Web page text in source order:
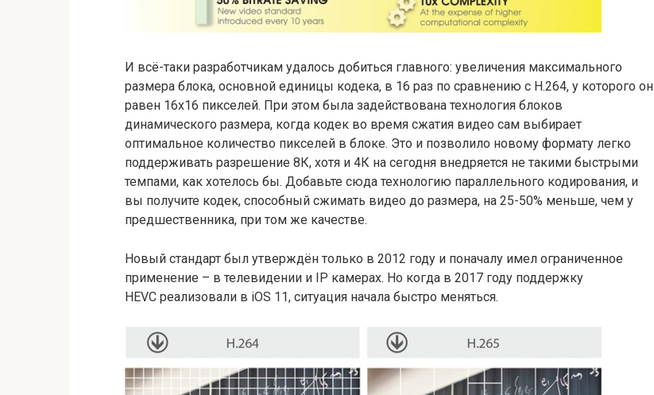
И всё-таки разработчикам удалось добиться главного: увеличения максимального
размера блока, основной единицы кодека, в 16 раз по сравнению с H.264, у которого он
равен 16х16 пикселей. При этом была задействована технология блоков
динамического размера, когда кодек во время сжатия видео сам выбирает
оптимальное количество пикселей в блоке. Это и позволило новому формату легко
поддерживать разрешение 8К, хотя и 4К на сегодня внедряется не такими быстрыми
темпами, как хотелось бы. Добавьте сюда технологию параллельного кодирования, и
вы получите кодек, способный сжимать видео до размера, на 25-50% меньше, чем у
предшественника, при том же качестве.
Новый стандарт был утверждён только в 2012 году и поначалу имел ограниченное
применение – в телевидении и IP камерах. Но когда в 2017 году поддержку
HEVC реализовали в iOS 11, ситуация начала быстро меняться.